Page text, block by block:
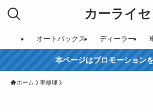
カーライ
オートバックス ディーラー
本ページはプロモーション
ホーム 車修理